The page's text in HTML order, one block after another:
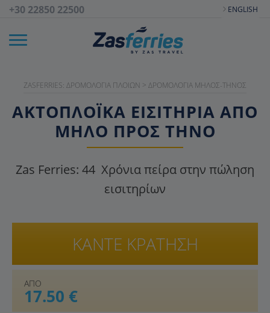
+30 22850 22500 ENGLISH
ZASFERRIES: ΔΡΟΜΟΛΌΓΙΑ ΠΛΟΊΩΝ > ΔΡΟΜΟΛΌΓΙΑ ΜΉΛΟΣ-ΤΉΝΟΣ
ΑΚΤΟΠΛΟΪΚΑ ΕΙΣΙΤΉΡΙΑ ΑΠΌ
ΜΉΛΟ ΠΡΟΣ ΤΉΝΟ
Zas Ferries: 44 Χρόνια πείρα στην πώληση
εισιτηρίων
ΑΠΟ
17.50 €
ΚΑΝΤΕ ΚΡΑΤΗΣΗ